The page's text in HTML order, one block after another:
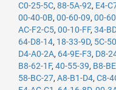
C0-25-5C, 88-5A-92, E4-
00-40-0B, 00-60-09, 00-
AC-F2-C5, 00-10-FF, 34-
64-D8-14, 18-33-9D, 5C-
D4-A0-2A, 64-9E-F3, D8-
B8-62-1F, 40-55-39, B8-
58-BC-27, A8-B1-D4, C8-